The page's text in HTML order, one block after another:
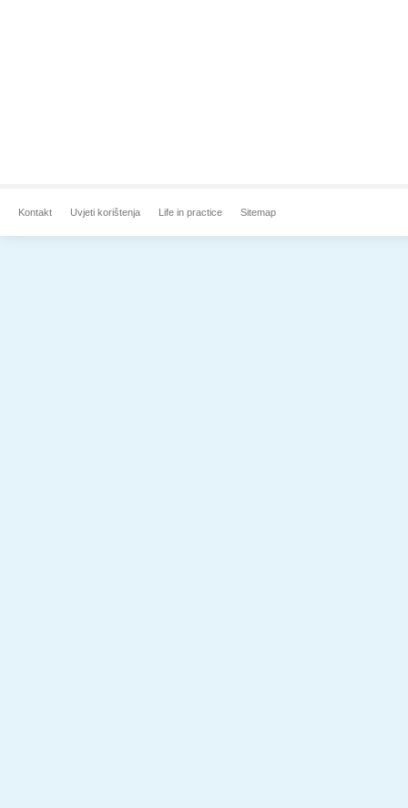
Kontakt Uvjeti korištenja Life in practice Sitemap